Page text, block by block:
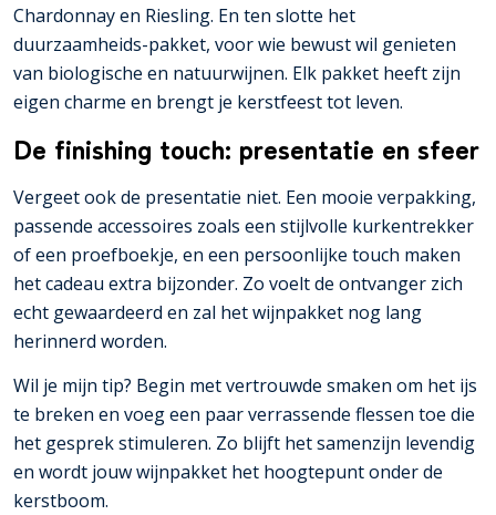
Chardonnay en Riesling. En ten slotte het
duurzaamheids-pakket, voor wie bewust wil genieten
van biologische en natuurwijnen. Elk pakket heeft zijn
eigen charme en brengt je kerstfeest tot leven.
De finishing touch: presentatie en sfeer
Vergeet ook de presentatie niet. Een mooie verpakking,
passende accessoires zoals een stijlvolle kurkentrekker
of een proefboekje, en een persoonlijke touch maken
het cadeau extra bijzonder. Zo voelt de ontvanger zich
echt gewaardeerd en zal het wijnpakket nog lang
herinnerd worden.
Wil je mijn tip? Begin met vertrouwde smaken om het ijs
te breken en voeg een paar verrassende flessen toe die
het gesprek stimuleren. Zo blijft het samenzijn levendig
en wordt jouw wijnpakket het hoogtepunt onder de
kerstboom.